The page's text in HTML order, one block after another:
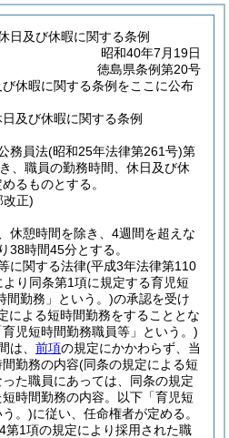
日及び休暇に関する条例
昭和40年7月19日
徳島県条例第20号
休暇に関する条例をここに公布
及び休暇に関する条例
務員法(昭和25年法律第261号)第
、職員の勤務時間、休日及び休
るものとする。
改正)
休憩時間を除き、4週間を超えな
38時間45分とする。
に関する法律(平成3年法律第110
り同条第1項に規定する育児短
間勤務」という。)の承認を受け
による短時間勤務をすることとな
児短時間勤務職員等」という。)
は、 前項の規定にかかわらず、当
勤務の内容(同条の規定による短
た職員にあっては、同条の規定
時間勤務の内容。以下「育児短
。)に従い、任命権者が定める。
第1項の規定により採用された職